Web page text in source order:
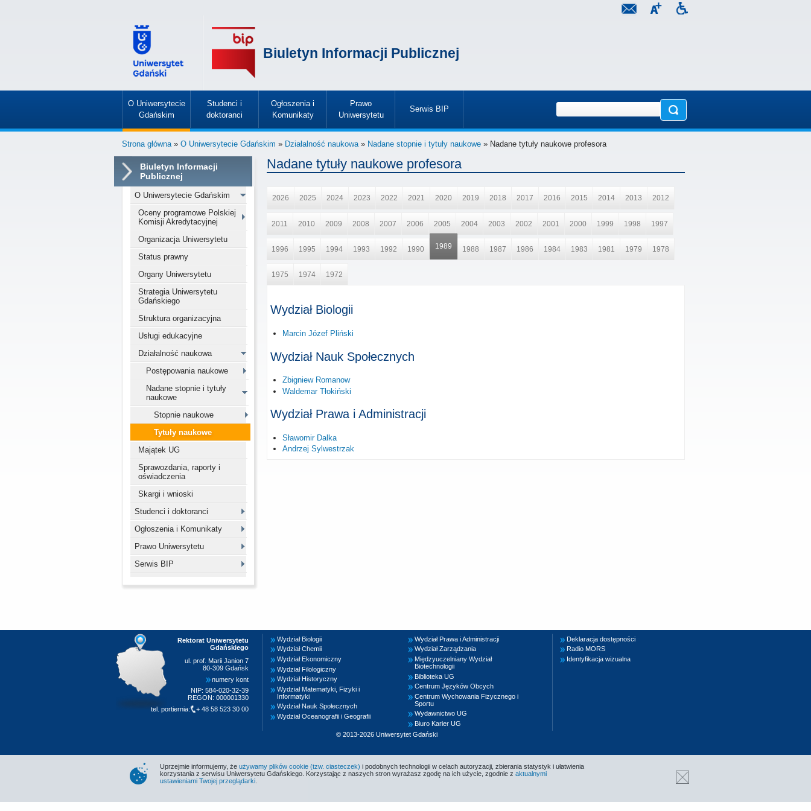
Biuletyn Informacji Publicznej
O Uniwersytecie
Gdańskim
»
Studenci i
doktoranci
»
Ogłoszenia i
Komunikaty
»
Prawo
Uniwersytetu
»
Serwis BIP
»
Strona główna» O Uniwersytecie Gdańskim » Działalność naukowa» Nadane stopnie i tytuły naukowe » Nadane tytuły naukowe profesora
Biuletyn Informacji
Publicznej
O Uniwersytecie Gdańskim
Oceny programowe Polskiej
Komisji Akredytacyjnej
Organizacja Uniwersytetu
Status prawny
Organy Uniwersytetu
Strategia Uniwersytetu
Gdańskiego
Struktura organizacyjna
Usługi edukacyjne
Działalność naukowa
Postępowania naukowe
Nadane stopnie i tytuły
naukowe
Stopnie naukowe
Tytuły naukowe
Majątek UG
Sprawozdania, raporty i
oświadczenia
Skargi i wnioski
Studenci i doktoranci
Ogłoszenia i Komunikaty
Prawo Uniwersytetu
Serwis BIP
Nadane tytuły naukowe profesora
2026 2025 2024 2023 2022 2021 2020 2019 2018 2017 2016 2015 2014 2013 2012
2011 2010 2009 2008 2007 2006 2005 2004 2003 2002 2001 2000 1999 1998 1997
1996 1995 1994 1993 1992 1990 1989 1988 1987 1986 1984 1983 1981 1979 1978
1975 1974 1972
Wydział Biologii
Marcin Józef Pliński
Wydział Nauk Społecznych
Zbigniew Romanow
Waldemar Tłokiński
Wydział Prawa i Administracji
Sławomir Dalka
Andrzej Sylwestrzak
Rektorat Uniwersytetu
Gdańskiego
ul. prof. Marii Janion 7
80-309 Gdańsk
numery kont
NIP: 584-020-32-39
REGON: 000001330
tel. portiernia:
+ 48 58 523 30 00
Wydział Biologii
Wydział Chemii
Wydział Ekonomiczny
Wydział Filologiczny
Wydział Historyczny
Wydział Matematyki, Fizyki i
Informatyki
Wydział Nauk Społecznych
Wydział Oceanografii i Geografii
Wydział Prawa i Administracji
Wydział Zarządzania
Międzyuczelniany Wydział
Biotechnologii
Biblioteka UG
Centrum Języków Obcych
Centrum Wychowania Fizycznego i
Sportu
Wydawnictwo UG
Biuro Karier UG
Deklaracja dostępności
Radio MORS
Identyfikacja wizualna
© 2013-2026 Uniwersytet Gdański
Uprzejmie informujemy, że używamy plików cookie (tzw. ciasteczek) i podobnych technologii w celach autoryzacji, zbierania statystyk i ułatwienia
korzystania z serwisu Uniwersytetu Gdańskiego. Korzystając z naszych stron wyrażasz zgodę na ich użycie, zgodnie z aktualnymi
ustawieniami Twojej przeglądarki.